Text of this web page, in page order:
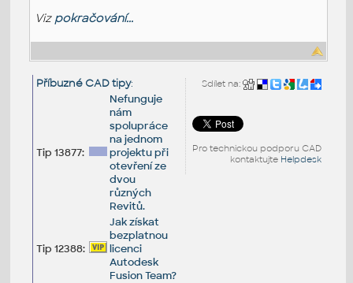
Viz pokračování...
Sdílet na:
Pro technickou podporu CAD
kontaktujte Helpdesk
Příbuzné CAD tipy:
Tip 13877:
Nefunguje
nám
spolupráce
na jednom
projektu při
otevření ze
dvou
různých
Revitů.
Tip 12388:
Jak získat
bezplatnou
licenci
Autodesk
Fusion Team?